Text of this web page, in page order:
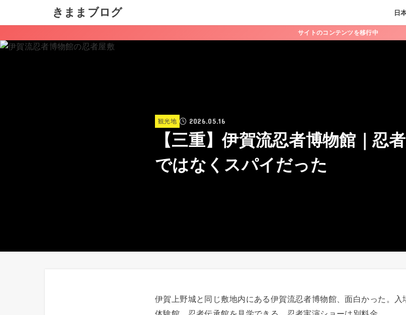
きままブログ 日
サイトのコンテンツを移行中
観光地 2026.05.16
【三重】伊賀流忍者博物館｜忍
ではなくスパイだった
伊賀上野城と同じ敷地内にある伊賀流忍者博物館、面白かった。